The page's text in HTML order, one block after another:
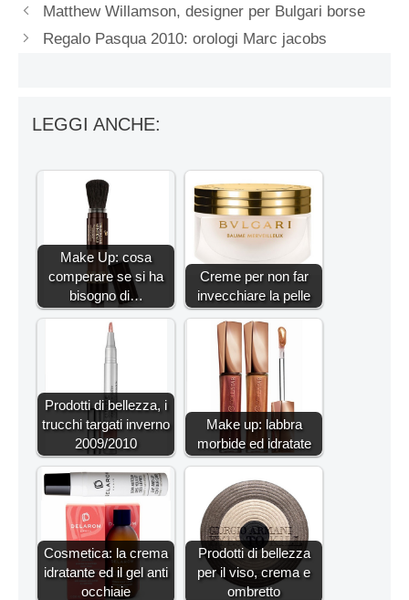
Matthew Willamson, designer per Bulgari borse
Regalo Pasqua 2010: orologi Marc jacobs
LEGGI ANCHE:
Make Up: cosa
comperare se si ha
bisogno di…
Creme per non far
invecchiare la pelle
Prodotti di bellezza, i
trucchi targati inverno
2009/2010
Make up: labbra
morbide ed idratate
Cosmetica: la crema
idratante ed il gel anti
occhiaie
Prodotti di bellezza
per il viso, crema e
ombretto